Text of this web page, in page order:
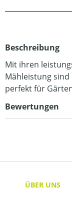
Beschreibung
Mit ihren
Mähleistung
perfekt für
Bewertungen
ÜBER UNS